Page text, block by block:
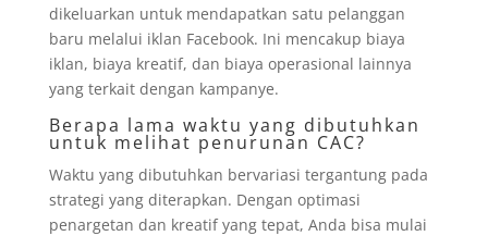
dikeluarkan untuk mendapatkan satu pelanggan
baru melalui iklan Facebook. Ini mencakup biaya
iklan, biaya kreatif, dan biaya operasional lainnya
yang terkait dengan kampanye.
Berapa lama waktu yang dibutuhkan
untuk melihat penurunan CAC?
Waktu yang dibutuhkan bervariasi tergantung pada
strategi yang diterapkan. Dengan optimasi
penargetan dan kreatif yang tepat, Anda bisa mulai